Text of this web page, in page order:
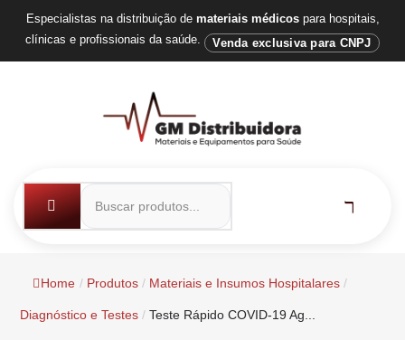
Especialistas na distribuição de materiais médicospara hospitais,
clínicas e profissionais da saúde.
Venda exclusiva para CNPJ
Home / Produtos / Materiais e Insumos Hospitalares /
Diagnóstico e Testes / Teste Rápido COVID-19 Ag...